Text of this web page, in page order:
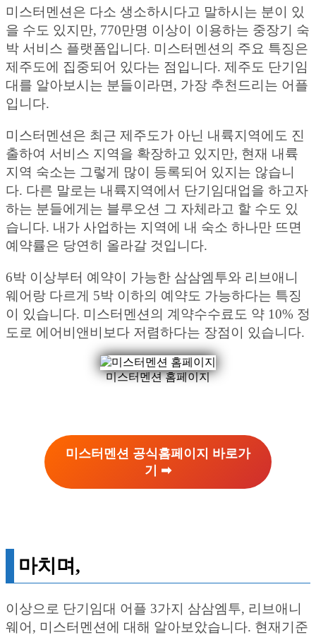
미스터멘션은 다소 생소하시다고 말하시는 분이 있
을 수도 있지만, 770만명 이상이 이용하는 중장기 숙
박 서비스 플랫폼입니다. 미스터멘션의 주요 특징은
제주도에 집중되어 있다는 점입니다. 제주도 단기임
대를 알아보시는 분들이라면, 가장 추천드리는 어플
입니다.
미스터멘션은 최근 제주도가 아닌 내륙지역에도 진
출하여 서비스 지역을 확장하고 있지만, 현재 내륙
지역 숙소는 그렇게 많이 등록되어 있지는 않습니
다. 다른 말로는 내륙지역에서 단기임대업을 하고자
하는 분들에게는 블루오션 그 자체라고 할 수도 있
습니다. 내가 사업하는 지역에 내 숙소 하나만 뜨면
예약률은 당연히 올라갈 것입니다.
6박 이상부터 예약이 가능한 삼삼엠투와 리브애니
웨어랑 다르게 5박 이하의 예약도 가능하다는 특징
이 있습니다. 미스터멘션의 계약수수료도 약 10% 정
도로 에어비앤비보다 저렴하다는 장점이 있습니다.
미스터멘션 홈페이지
미스터멘션 공식홈페이지 바로가
기 ➡︎
마치며,
이상으로 단기임대 어플 3가지 삼삼엠투, 리브애니
웨어, 미스터멘션에 대해 알아보았습니다. 현재기준